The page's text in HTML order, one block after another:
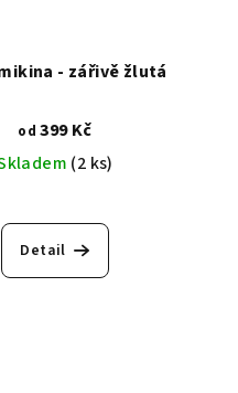
- zářivě žlutá
od 399 Kč
(2 ks)
Detail